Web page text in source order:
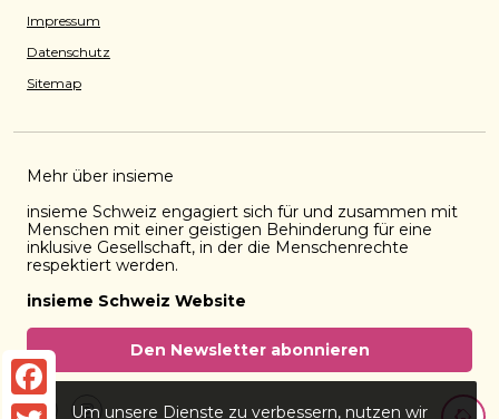
Impressum
Datenschutz
Sitemap
Mehr über insieme
insieme Schweiz engagiert sich für und zusammen mit
Menschen mit einer geistigen Behinderung für eine
inklusive Gesellschaft, in der die Menschenrechte
respektiert werden.
insieme Schweiz Website
Den Newsletter abonnieren
FacebookUm unsere Dienste zu verbessern, nutzen wir